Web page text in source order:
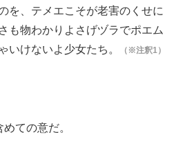
を、テメエこそが老害のくせに
も物わかりよさげヅラでポエム
いけないよ少女たち。
（※注釈1）
ての意だ。